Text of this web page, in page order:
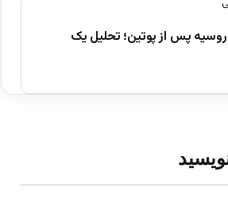
روسیه پس از پوتین؛ تحلیل یک